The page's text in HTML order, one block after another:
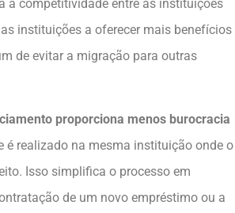
a competitividade entre as instituições
instituições a oferecer mais benefícios
de evitar a migração para outras
proporciona menos burocracia
é realizado na mesma instituição onde o
Isso simplifica o processo em
de um novo empréstimo ou a